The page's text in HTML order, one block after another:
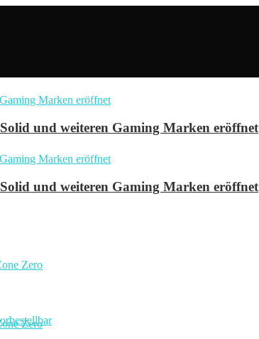
und weiteren Gaming Marken eröffnet
und weiteren Gaming Marken eröffnet